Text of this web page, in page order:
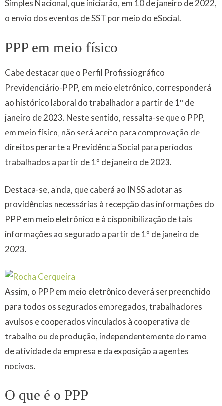
Simples Nacional, que iniciarão, em 10 de janeiro de 2022,
o envio dos eventos de SST por meio do eSocial.
PPP em meio físico
Cabe destacar que o Perfil Profissiográfico
Previdenciário-PPP, em meio eletrônico, corresponderá
ao histórico laboral do trabalhador a partir de 1º de
janeiro de 2023. Neste sentido, ressalta-se que o PPP,
em meio físico, não será aceito para comprovação de
direitos perante a Previdência Social para períodos
trabalhados a partir de 1º de janeiro de 2023.
Destaca-se, ainda, que caberá ao INSS adotar as
providências necessárias à recepção das informações do
PPP em meio eletrônico e à disponibilização de tais
informações ao segurado a partir de 1º de janeiro de
2023.
Assim, o PPP em meio eletrônico deverá ser preenchido
para todos os segurados empregados, trabalhadores
avulsos e cooperados vinculados à cooperativa de
trabalho ou de produção, independentemente do ramo
de atividade da empresa e da exposição a agentes
nocivos.
O que é o PPP